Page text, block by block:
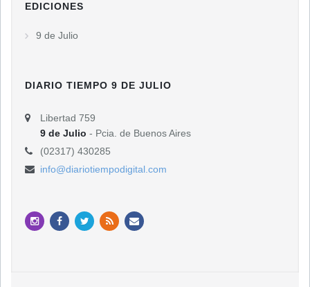
EDICIONES
9 de Julio
DIARIO TIEMPO 9 DE JULIO
Libertad 759
9 de Julio - Pcia. de Buenos Aires
(02317) 430285
info@diariotiempodigital.com